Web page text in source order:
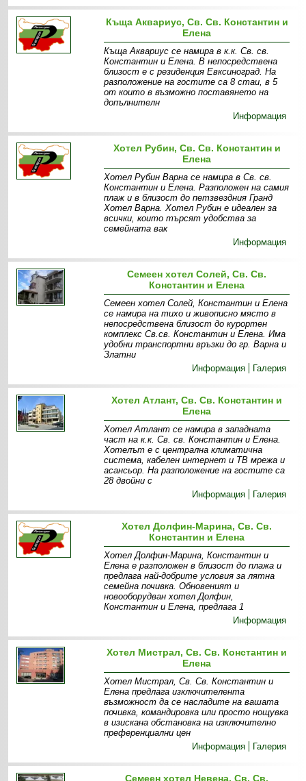
Къща Аквариус, Св. Св. Константин и
Елена
Къща Аквариус се намира в к.к. Св. св.
Константин и Елена. В непосредствена
близост е с резиденция Евксиноград. На
разположение на гостите са 8 стаи, в 5
от които в възможно поставянето на
допълнителн
Информация
Хотел Рубин, Св. Св. Константин и
Елена
Хотел Рубин Варна се намира в Св. св.
Константин и Елена. Разположен на самия
плаж и в близост до петзвездния Гранд
Хотел Варна. Хотел Рубин е идеален за
всички, които търсят удобства за
семейната вак
Информация
Семеен хотел Солей, Св. Св.
Константин и Елена
Семеен хотел Солей, Константин и Елена
се намира на тихо и живописно място в
непосредствена близост до курортен
комплекс Св.св. Константин и Елена. Има
удобни транспортни връзки до гр. Варна и
Златни
Информация
Галерия
Хотел Атлант, Св. Св. Константин и
Елена
Хотел Атлант се намира в западната
част на к.к. Св. св. Константин и Елена.
Хотелът е с централна климатична
система, кабелен интернет и ТВ мрежа и
асансьор. На разположение на гостите са
28 двойни с
Информация
Галерия
Хотел Долфин-Марина, Св. Св.
Константин и Елена
Хотел Долфин-Марина, Константин и
Елена е разположен в близост до плажа и
предлага най-добрите условия за лятна
семейна почивка. Обновеният и
новооборудван хотел Долфин,
Константин и Елена, предлага 1
Информация
Хотел Мистрал, Св. Св. Константин и
Елена
Хотел Мистрал, Св. Св. Константин и
Елена предлага изключителента
възможност да се насладите на вашата
почивка, командировка или просто нощувка
в изискана обстановка на изключително
преференциални цен
Информация
Галерия
Семеен хотел Невена, Св. Св.